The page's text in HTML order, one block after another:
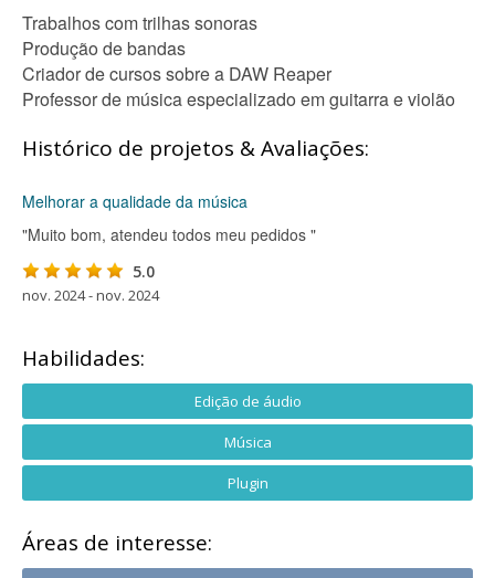
Trabalhos com trilhas sonoras
Produção de bandas
Criador de cursos sobre a DAW Reaper
Professor de música especializado em guitarra e violão
Histórico de projetos & Avaliações:
Melhorar a qualidade da música
"Muito bom, atendeu todos meu pedidos "
5.0
nov. 2024 - nov. 2024
Habilidades:
Edição de áudio
Música
Plugin
Áreas de interesse: